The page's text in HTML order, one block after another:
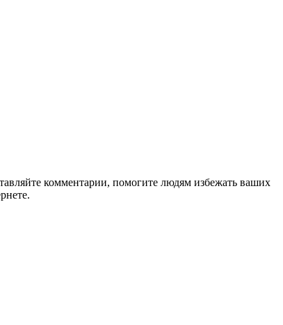
комментарии, помогите людям избежать ваших